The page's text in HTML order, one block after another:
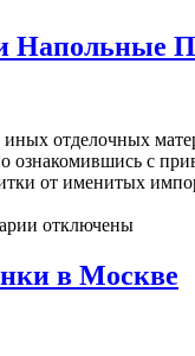
Напольные
отделочных
ознакомившись с
от именитых
отключены
в Москве